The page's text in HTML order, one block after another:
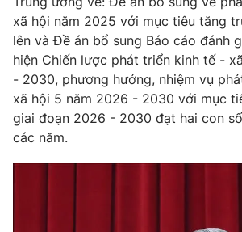
cấp ngày 29/12/2023
Tổng Biên tập:
Vũ Thanh Thủy
Phó Tổng Biên tập:
Nguyễn Thị Mỹ Hạnh,
Nguyễn Trọng Ninh
Tổng đài VTV:
024.38 355 931 - 024.38
Ðiện thoại Thời báo VTV:024.66 897 897
Email:toasoan@vtv.vn
Liên hệ quảng cáo:024-7300.7108
xã hội năm 2025 với mục tiêu tăng
lên và Đề án bổ sung Báo cáo đánh
hiện Chiến lược phát triển kinh tế -
- 2030, phương hướng, nhiệm vụ
xã hội 5 năm 2026 - 2030 với mục
giai đoạn 2026 - 2030 đạt hai con
các năm.